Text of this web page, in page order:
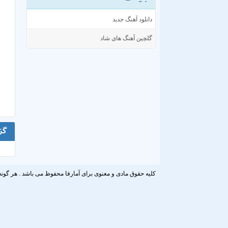
دانلود آهنگ جدید
گلچین آهنگ های شاد
کلیه حقوق مادی و معنوی برای آمارفا محفوظ می باشد . هر